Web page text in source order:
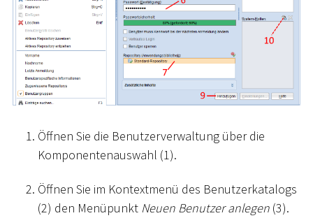
Öffnen Sie die Benutzerverwaltung über die
Komponentenauswahl (1).
Öffnen Sie im Kontextmenü des Benutzerkatalogs
(2) den Menüpunkt Neuen Benutzer anlegen (3).